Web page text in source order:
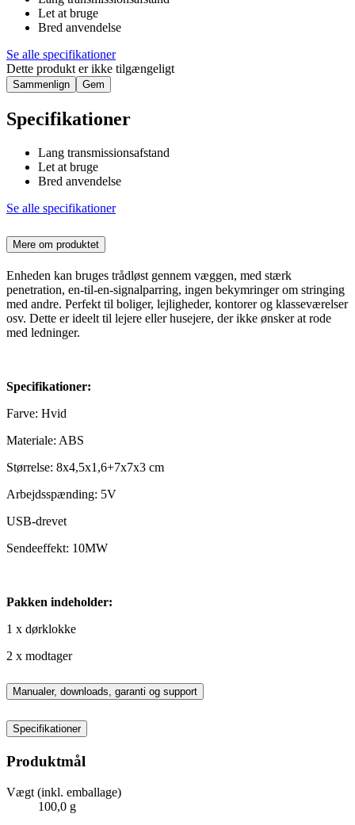
Let at bruge
Bred anvendelse
Se alle specifikationer
Dette produkt er ikke tilgængeligt
Sammenlign Gem
Specifikationer
Lang transmissionsafstand
Let at bruge
Bred anvendelse
Se alle specifikationer
Mere om produktet
Enheden kan bruges trådløst gennem væggen, med stærk
penetration, en-til-en-signalparring, ingen bekymringer om stringing
med andre. Perfekt til boliger, lejligheder, kontorer og klasseværelser
osv. Dette er ideelt til lejere eller husejere, der ikke ønsker at rode
med ledninger.
Specifikationer:
Farve: Hvid
Materiale: ABS
Størrelse: 8x4,5x1,6+7x7x3 cm
Arbejdsspænding: 5V
USB-drevet
Sendeeffekt: 10MW
Pakken indeholder:
1 x dørklokke
2 x modtager
Manualer, downloads, garanti og support
Specifikationer
Produktmål
Vægt (inkl. emballage)
100,0 g